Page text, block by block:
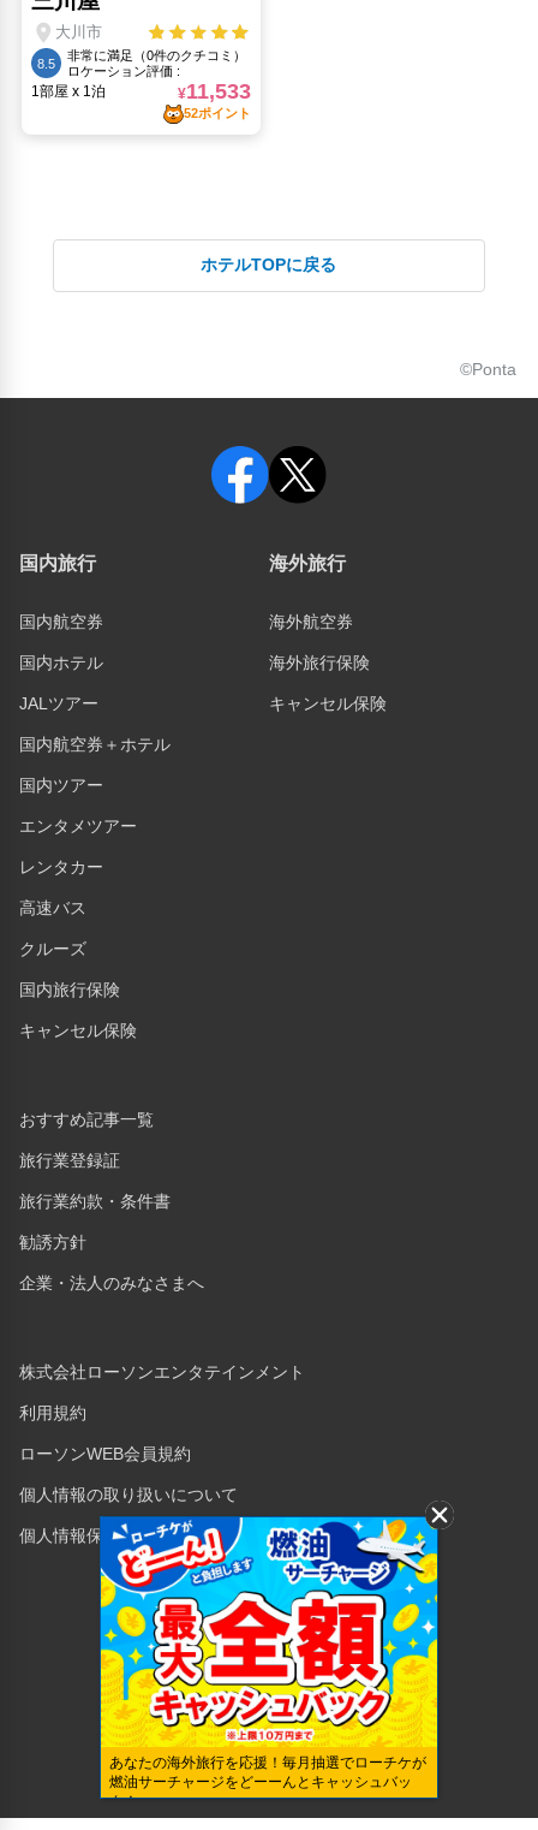
ホテルTOPに戻る
©Ponta
国内旅行
国内航空券
国内ホテル
JALツアー
国内航空券＋ホテル
国内ツアー
エンタメツアー
レンタカー
高速バス
クルーズ
国内旅行保険
キャンセル保険
海外旅行
海外航空券
海外旅行保険
キャンセル保険
おすすめ記事一覧
旅行業登録証
旅行業約款・条件書
勧誘方針
企業・法人のみなさまへ
株式会社ローソンエンタテインメント
利用規約
ローソンWEB会員規約
個人情報の取り扱いについて
個人情報保護方針
Copyright © 1998 Lawson Entertainment, Inc.
あなたの海外旅行を応援！毎月抽選でローチケが
燃油サーチャージをどーーんとキャッシュバッ
ク！